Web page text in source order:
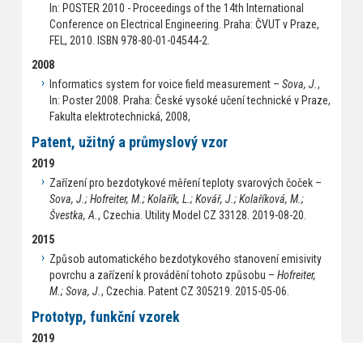
In: POSTER 2010 - Proceedings of the 14th International
Conference on Electrical Engineering. Praha: ČVUT v Praze,
FEL, 2010. ISBN 978-80-01-04544-2.
2008
Informatics system for voice field measurement – Sova, J. ,
In: Poster 2008. Praha: České vysoké učení technické v Praze,
Fakulta elektrotechnická, 2008,
Patent, užitný a průmyslový vzor
2019
Zařízení pro bezdotykové měření teploty svarových čoček –
Sova, J.; Hofreiter, M.; Kolařík, L.; Kovář, J.; Kolaříková, M.;
Švestka, A. , Czechia. Utility Model CZ 33128. 2019-08-20.
2015
Způsob automatického bezdotykového stanovení emisivity
povrchu a zařízení k provádění tohoto způsobu – Hofreiter,
M.; Sova, J. , Czechia. Patent CZ 305219. 2015-05-06.
Prototyp, funkční vzorek
2019